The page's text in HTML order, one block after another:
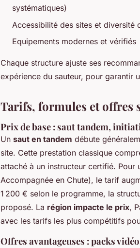
systématiques)
Accessibilité des sites et diversité
Equipements modernes et vérifiés
Chaque structure ajuste ses
expérience du sauteur, pour garantir
Tarifs, formules et offres
Prix de base : saut tandem,
Un saut en tandem débute
site. Cette prestation classique
attaché à un instructeur certifié. Pour
Accompagnée en Chute), le tarif
1 200 € selon le programme, la
proposé. La région impacte le prix,
avec les tarifs les plus compétitifs
Offres avantageuses : packs